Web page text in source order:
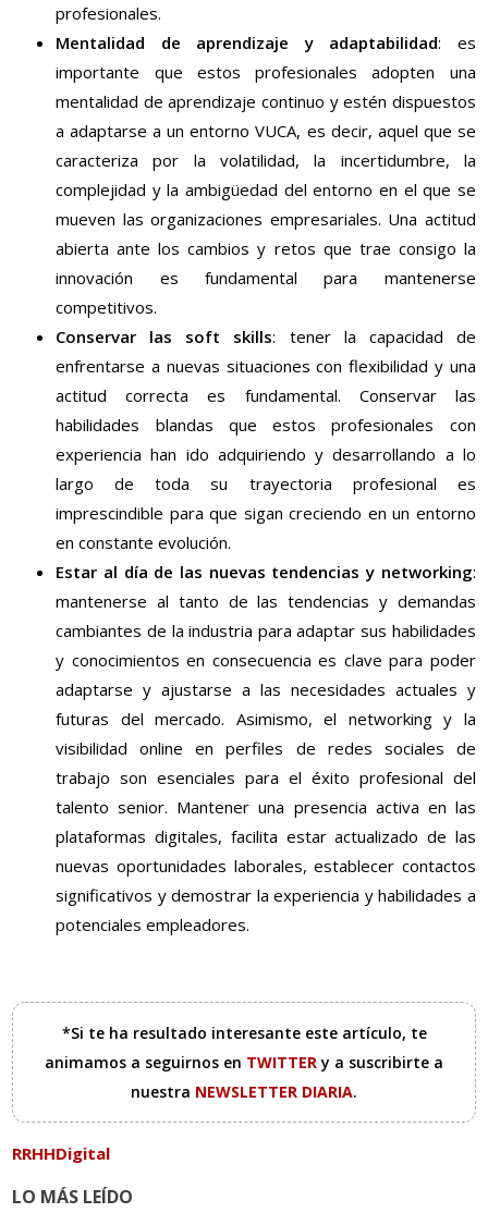
profesionales.
Mentalidad de aprendizaje y adaptabilidad: es
importante que estos profesionales adopten una
mentalidad de aprendizaje continuo y estén dispuestos
a adaptarse a un entorno VUCA, es decir, aquel que se
caracteriza por la volatilidad, la incertidumbre, la
complejidad y la ambigüedad del entorno en el que se
mueven las organizaciones empresariales. Una actitud
abierta ante los cambios y retos que trae consigo la
innovación es fundamental para mantenerse
competitivos.
Conservar las soft skills: tener la capacidad de
enfrentarse a nuevas situaciones con flexibilidad y una
actitud correcta es fundamental. Conservar las
habilidades blandas que estos profesionales con
experiencia han ido adquiriendo y desarrollando a lo
largo de toda su trayectoria profesional es
imprescindible para que sigan creciendo en un entorno
en constante evolución.
Estar al día de las nuevas tendencias y networking:
mantenerse al tanto de las tendencias y demandas
cambiantes de la industria para adaptar sus habilidades
y conocimientos en consecuencia es clave para poder
adaptarse y ajustarse a las necesidades actuales y
futuras del mercado. Asimismo, el networking y la
visibilidad online en perfiles de redes sociales de
trabajo son esenciales para el éxito profesional del
talento senior. Mantener una presencia activa en las
plataformas digitales, facilita estar actualizado de las
nuevas oportunidades laborales, establecer contactos
significativos y demostrar la experiencia y habilidades a
potenciales empleadores.
*Si te ha resultado interesante este artículo, te
animamos a seguirnos en TWITTERy a suscribirte a
nuestra NEWSLETTER DIARIA.
RRHHDigital
LO MÁS LEÍDO